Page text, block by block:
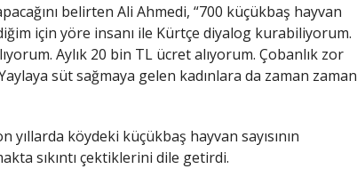
belirten Ali Ahmedi, “700 küçükbaş hayvan
için yöre insanı ile Kürtçe diyalog kurabiliyorum.
Aylık 20 bin TL ücret alıyorum. Çobanlık zor
süt sağmaya gelen kadınlara da zaman zaman
yıllarda köydeki küçükbaş hayvan sayısının
sıkıntı çektiklerini dile getirdi.